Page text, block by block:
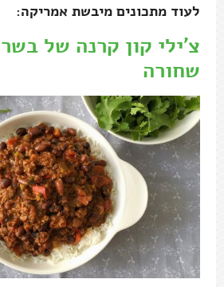
לעוד מתכונים מיבשת אמריקה:
צ'ילי קון קרנה של
שחורה